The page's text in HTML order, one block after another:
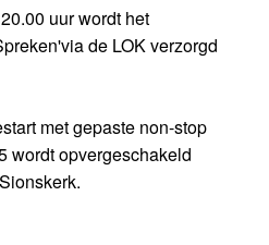
uur wordt het
de LOK verzorgd
met gepaste non-stop
wordt opvergeschakeld